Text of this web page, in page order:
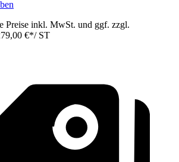
inkl. MwSt. und ggf. zzgl.
€*/ ST